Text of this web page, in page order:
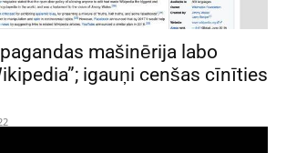
mašinērija labo
igauņi cenšas cīnīties